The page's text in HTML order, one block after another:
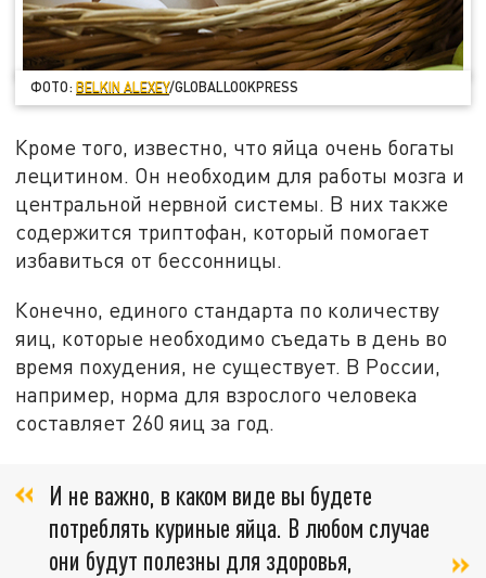
ФОТО:BELKIN ALEXEY/GLOBALLOOKPRESS
Кроме того, известно, что яйца очень богаты
лецитином. Он необходим для работы мозга и
центральной нервной системы. В них также
содержится триптофан, который помогает
избавиться от бессонницы.
Конечно, единого стандарта по количеству
яиц, которые необходимо съедать в день во
время похудения, не существует. В России,
например, норма для взрослого человека
составляет 260 яиц за год.
И не важно, в каком виде вы будете
потреблять куриные яйца. В любом случае
они будут полезны для здоровья,